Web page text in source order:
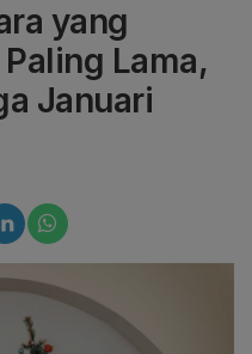
yang
Lama,
Januari